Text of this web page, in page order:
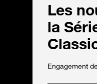
Les
la
Engagement